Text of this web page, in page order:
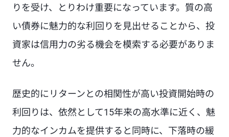
りを受け、とりわけ重要になっています。質の高
い債券に魅力的な利回りを見出せることから、投
資家は信用力の劣る機会を模索する必要がありま
せん。
歴史的にリターンとの相関性が高い投資開始時の
利回りは、依然として15年来の高水準に近く、魅
力的なインカムを提供すると同時に、下落時の緩